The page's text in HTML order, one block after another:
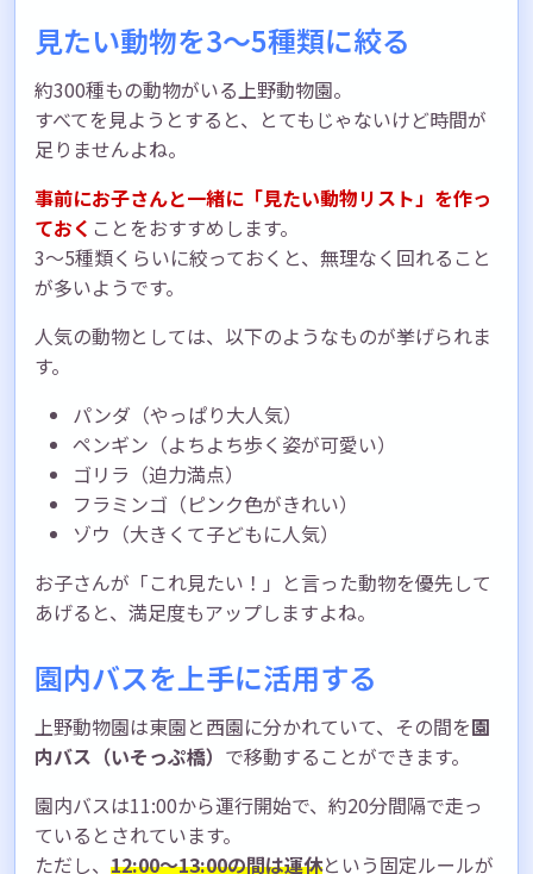
見たい動物を3〜5種類に絞る
約300種もの動物がいる上野動物園。
すべてを見ようとすると、とてもじゃないけど時間が
足りませんよね。
事前にお子さんと一緒に「見たい動物リスト」を作っ
ておく ことをおすすめします。
3〜5種類くらいに絞っておくと、無理なく回れること
が多いようです。
人気の動物としては、以下のようなものが挙げられま
す。
パンダ（やっぱり大人気）
ペンギン（よちよち歩く姿が可愛い）
ゴリラ（迫力満点）
フラミンゴ（ピンク色がきれい）
ゾウ（大きくて子どもに人気）
お子さんが「これ見たい！」と言った動物を優先して
あげると、満足度もアップしますよね。
園内バスを上手に活用する
上野動物園は東園と西園に分かれていて、その間を園
内バス（いそっぷ橋） で移動することができます。
園内バスは11:00から運行開始で、約20分間隔で走っ
ているとされています。
ただし、 12:00〜13:00の間は運休という固定ルールが